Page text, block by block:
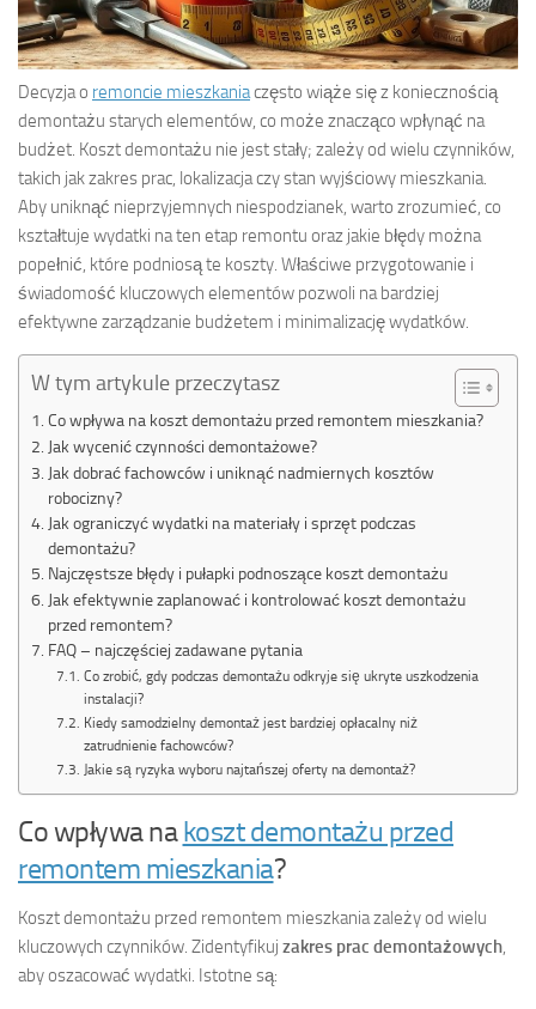
Decyzja o remoncie mieszkaniaczęsto wiąże się z koniecznością
demontażu starych elementów, co może znacząco wpłynąć na
budżet. Koszt demontażu nie jest stały; zależy od wielu czynników,
takich jak zakres prac, lokalizacja czy stan wyjściowy mieszkania.
Aby uniknąć nieprzyjemnych niespodzianek, warto zrozumieć, co
kształtuje wydatki na ten etap remontu oraz jakie błędy można
popełnić, które podniosą te koszty. Właściwe przygotowanie i
świadomość kluczowych elementów pozwoli na bardziej
efektywne zarządzanie budżetem i minimalizację wydatków.
W tym artykule przeczytasz
Co wpływa na koszt demontażu przed remontem mieszkania?
Jak wycenić czynności demontażowe?
Jak dobrać fachowców i uniknąć nadmiernych kosztów
robocizny?
Jak ograniczyć wydatki na materiały i sprzęt podczas
demontażu?
Najczęstsze błędy i pułapki podnoszące koszt demontażu
Jak efektywnie zaplanować i kontrolować koszt demontażu
przed remontem?
FAQ – najczęściej zadawane pytania
Co zrobić, gdy podczas demontażu odkryje się ukryte uszkodzenia
instalacji?
Kiedy samodzielny demontaż jest bardziej opłacalny niż
zatrudnienie fachowców?
Jakie są ryzyka wyboru najtańszej oferty na demontaż?
Co wpływa nakoszt demontażu przed
remontem mieszkania?
Koszt demontażu przed remontem mieszkania zależy od wielu
kluczowych czynników. Zidentyfikuj zakres prac demontażowych
aby oszacować wydatki. Istotne są: